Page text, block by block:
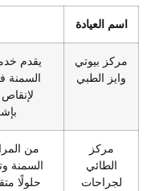
اسم العيادة
مركز بيوتي
وايز الطبي
يقدم
السمنة
مركز
الطائي
لجراحات
من
السمنة
حلولًا